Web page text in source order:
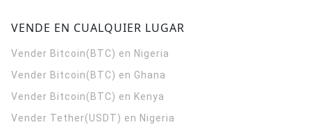
VENDE EN CUALQUIER LUGAR
Vender Bitcoin(BTC) en Nigeria
Vender Bitcoin(BTC) en Ghana
Vender Bitcoin(BTC) en Kenya
Vender Tether(USDT) en Nigeria